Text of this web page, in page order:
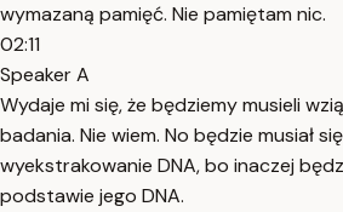
wymazaną pamięć. Nie pamiętam nic.
02:11
Speaker A
Wydaje mi się, że będziemy musieli
badania. Nie wiem. No będzie musiał
wyekstrakowanie DNA, bo inaczej
podstawie jego DNA.